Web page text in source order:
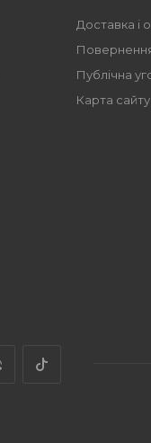
Доставка і
Публічна
Карта сайту